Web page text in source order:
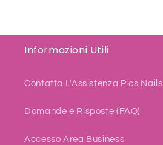
Informazioni Utili
Contatta L'Assistenza Pics Nails
Domande e Risposte (FAQ)
Accesso Area Business